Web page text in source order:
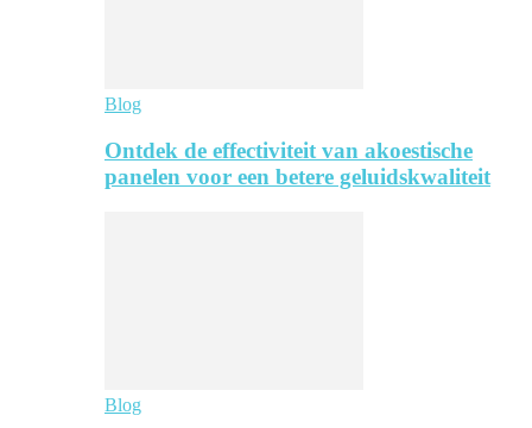
Blog
Ontdek de effectiviteit van akoestische
panelen voor een betere geluidskwaliteit
Blog